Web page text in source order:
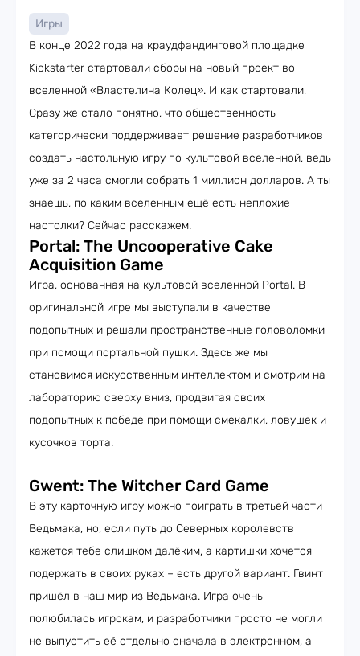
Игры
В конце 2022 года на краудфандинговой площадке
Kickstarter стартовали сборы на новый проект во
вселенной «Властелина Колец». И как стартовали!
Сразу же стало понятно, что общественность
категорически поддерживает решение разработчиков
создать настольную игру по культовой вселенной, ведь
уже за 2 часа смогли собрать 1 миллион долларов. А ты
знаешь, по каким вселенным ещё есть неплохие
настолки? Сейчас расскажем.
Portal: The Uncooperative Cake
Acquisition Game
Игра, основанная на культовой вселенной Portal. В
оригинальной игре мы выступали в качестве
подопытных и решали пространственные головоломки
при помощи портальной пушки. Здесь же мы
становимся искусственным интеллектом и смотрим на
лабораторию сверху вниз, продвигая своих
подопытных к победе при помощи смекалки, ловушек и
кусочков торта.
Gwent: The Witcher Card Game
В эту карточную игру можно поиграть в третьей части
Ведьмака, но, если путь до Северных королевств
кажется тебе слишком далёким, а картишки хочется
подержать в своих руках – есть другой вариант. Гвинт
пришёл в наш мир из Ведьмака. Игра очень
полюбилась игрокам, и разработчики просто не могли
не выпустить её отдельно сначала в электронном, а